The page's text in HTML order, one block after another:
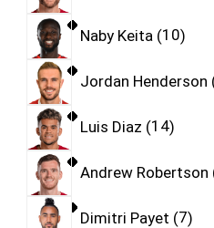
Naby Keita 10
Jordan Henderson
Luis Diaz 14
Andrew Robertson
Dimitri Payet 7